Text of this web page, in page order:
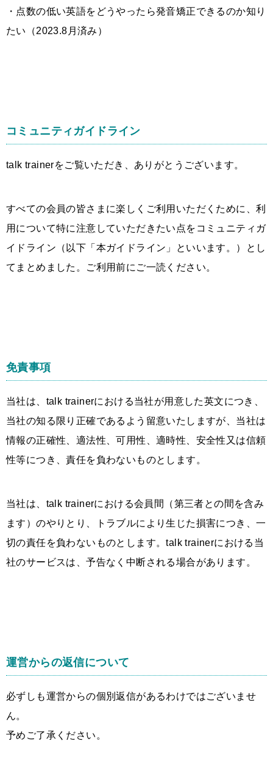
・点数の低い英語をどうやったら発音矯正できるのか知り
たい（2023.8月済み）
コミュニティガイドライン
talk trainerをご覧いただき、ありがとうございます。
すべての会員の皆さまに楽しくご利用いただくために、利
用について特に注意していただきたい点をコミュニティガ
イドライン（以下「本ガイドライン」といいます。）とし
てまとめました。ご利用前にご一読ください。
免責事項
当社は、talk trainerにおける当社が用意した英文につき、
当社の知る限り正確であるよう留意いたしますが、当社は
情報の正確性、適法性、可用性、適時性、安全性又は信頼
性等につき、責任を負わないものとします。
当社は、talk trainerにおける会員間（第三者との間を含み
ます）のやりとり、トラブルにより生じた損害につき、一
切の責任を負わないものとします。talk trainerにおける当
社のサービスは、予告なく中断される場合があります。
運営からの返信について
必ずしも運営からの個別返信があるわけではございませ
ん。
予めご了承ください。